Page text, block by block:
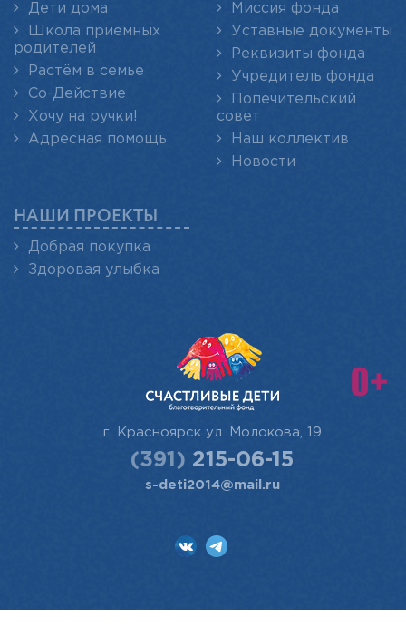
Дети дома
Школа приемных
родителей
Растём в семье
Со-Действие
Хочу на ручки!
Адресная помощь
Миссия фонда
Уставные документы
Реквизиты фонда
Учредитель фонда
Попечительский
совет
Наш коллектив
Новости
НАШИ ПРОЕКТЫ
Добрая покупка
Здоровая улыбка
г. Красноярск ул. Молокова, 19
(391) 215-06-15
s-deti2014@mail.ru